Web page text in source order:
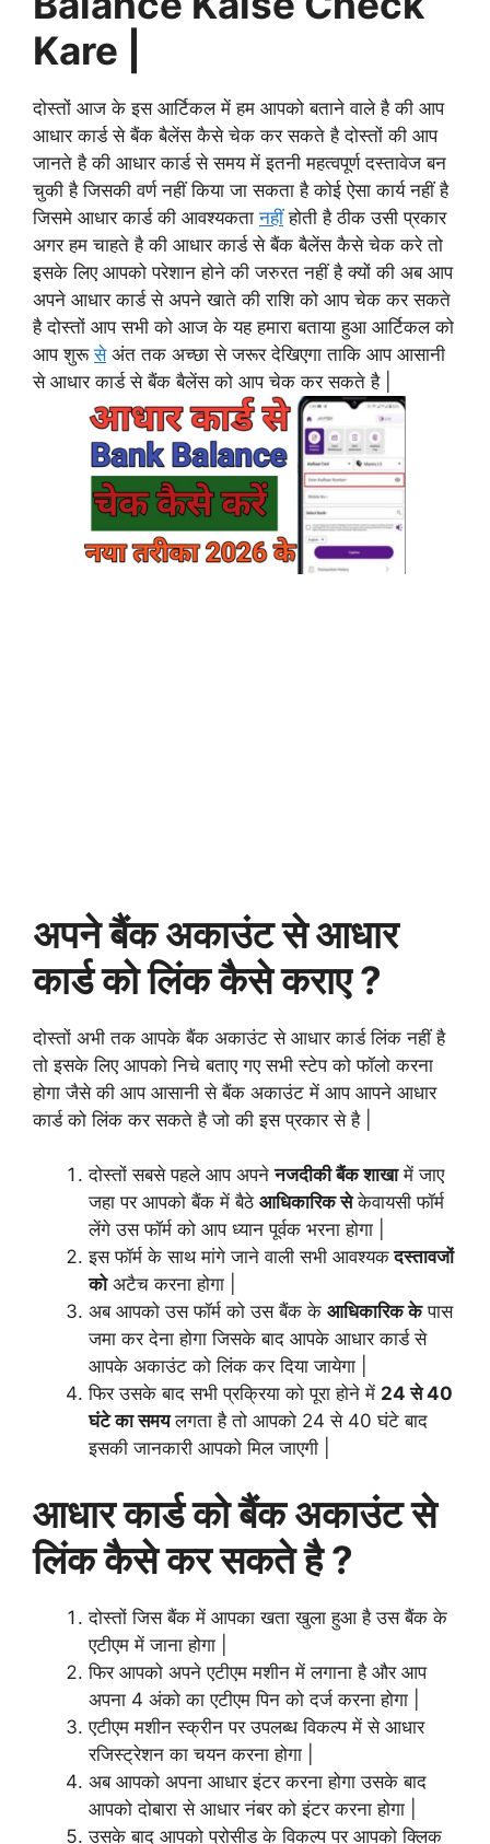
Kare |
दोस्तों आज के इस आर्टिकल में हम आपको बताने वाले है की आप
आधार कार्ड से बैंक बैलेंस कैसे चेक कर सकते है दोस्तों की आप
जानते है की आधार कार्ड से समय में इतनी महत्वपूर्ण दस्तावेज बन
चुकी है जिसकी वर्ण नहीं किया जा सकता है कोई ऐसा कार्य नहीं है
जिसमे आधार कार्ड की आवश्यकतानहींहोती है ठीक उसी प्रकार
अगर हम चाहते है की आधार कार्ड से बैंक बैलेंस कैसे चेक करे तो
इसके लिए आपको परेशान होने की जरुरत नहीं है क्यों की अब आप
अपने आधार कार्ड से अपने खाते की राशि को आप चेक कर सकते
है दोस्तों आप सभी को आज के यह हमारा बताया हुआ आर्टिकल को
आप शुरूसेअंत तक अच्छा से जरूर देखिएगा ताकि आप आसानी
से आधार कार्ड से बैंक बैलेंस को आप चेक कर सकते है |
अपने बैंक अकाउंट से आधार
कार्ड को लिंक कैसे कराए ?
दोस्तों अभी तक आपके बैंक अकाउंट से आधार कार्ड लिंक नहीं है
तो इसके लिए आपको निचे बताए गए सभी स्टेप को फॉलो करना
होगा जैसे की आप आसानी से बैंक अकाउंट में आप आपने आधार
कार्ड को लिंक कर सकते है जो की इस प्रकार से है |
दोस्तों सबसे पहले आप अपनेनजदीकी बैंक शाखामें जाए
जहा पर आपको बैंक में बैठे आधिकारिक सेकेवायसी फॉर्म
लेंगे उस फॉर्म को आप ध्यान पूर्वक भरना होगा |
इस फॉर्म के साथ मांगे जाने वाली सभी आवश्यकदस्तावजों
कोअटैच करना होगा |
अब आपको उस फॉर्म को उस बैंक के आधिकारिक केपास
जमा कर देना होगा जिसके बाद आपके आधार कार्ड से
आपके अकाउंट को लिंक कर दिया जायेगा |
फिर उसके बाद सभी प्रक्रिया को पूरा होने में 24 से 40
घंटे का समयलगता है तो आपको 24 से 40 घंटे बाद
इसकी जानकारी आपको मिल जाएगी |
आधार कार्ड को बैंक अकाउंट से
लिंक कैसे कर सकते है ?
दोस्तों जिस बैंक में आपका खता खुला हुआ है उस बैंक के
एटीएम में जाना होगा |
फिर आपको अपने एटीएम मशीन में लगाना है और आप
अपना 4 अंको का एटीएम पिन को दर्ज करना होगा |
एटीएम मशीन स्क्रीन पर उपलब्ध विकल्प में से आधार
रजिस्ट्रेशन का चयन करना होगा |
अब आपको अपना आधार इंटर करना होगा उसके बाद
आपको दोबारा से आधार नंबर को इंटर करना होगा |
उसके बाद आपको प्रोसीड के विकल्प पर आपको क्लिक